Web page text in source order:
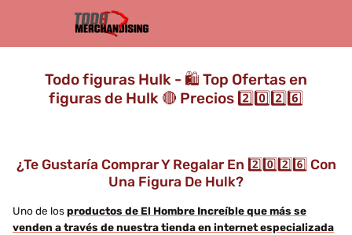
Todo figuras Hulk - 🛍️ Top Ofertas en
figuras de Hulk 🔴 Precios 2️⃣0️⃣2️⃣6️⃣
¿Te Gustaría Comprar Y Regalar En 2️⃣0️⃣2️⃣6️⃣ Con
Una Figura De Hulk?
Uno de losproductos de El Hombre Increíble que más se
venden a través de nuestra tienda en internet especializada